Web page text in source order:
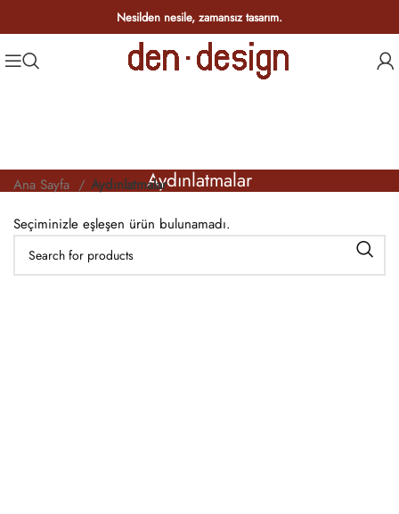
Nesilden nesile, zamansız tasarım.
Aydınlatmalar
Ana Sayfa
Aydınlatmalar
Seçiminizle eşleşen ürün bulunamadı.